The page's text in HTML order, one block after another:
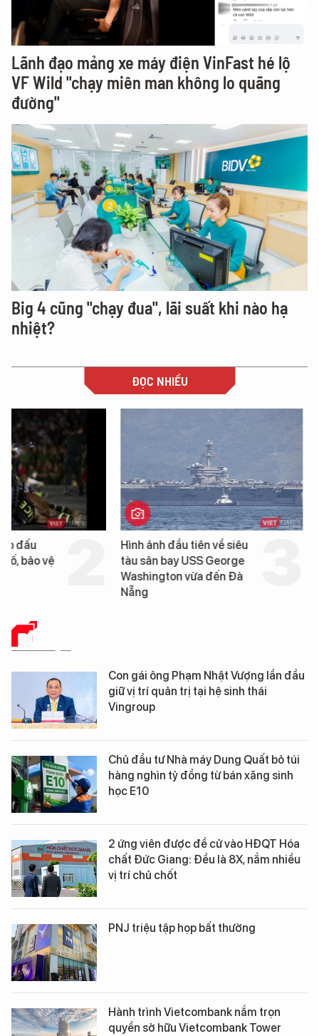
Lãnh đạo mảng xe máy điện VinFast hé lộ
VF Wild "chạy miên man không lo quãng
đường"
Big 4 cũng "chạy đua", lãi suất khi nào hạ
nhiệt?
ĐỌC NHIỀU
Hình ảnh đầu tiên về siêu
tàu sân bay USS George
Washington vừa đến Đà
Cận cảnh chiến hạm
tống tàu sân bay USS
George Washington
DỮ LIỆU
Con gái ông Phạm Nhật Vượng lần đầu
giữ vị trí quản trị tại hệ sinh thái
Vingroup
Chủ đầu tư Nhà máy Dung Quất bỏ túi
hàng nghìn tỷ đồng từ bán xăng sinh
học E10
2 ứng viên được đề cử vào HĐQT Hóa
chất Đức Giang: Đều là 8X, nắm nhiều
vị trí chủ chốt
PNJ triệu tập họp bất thường
Hành trình Vietcombank nắm trọn
quyền sở hữu Vietcombank Tower